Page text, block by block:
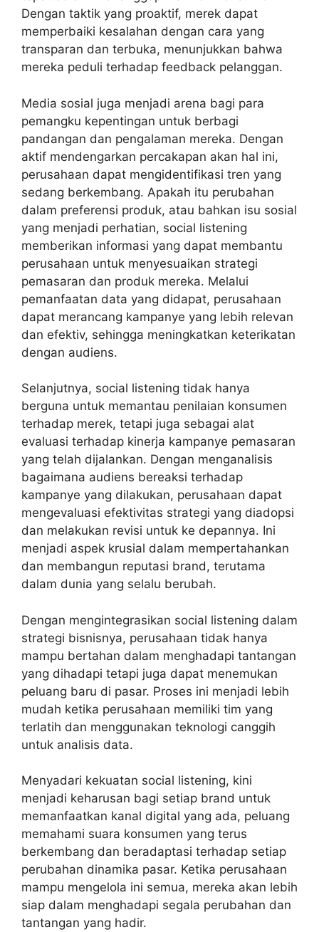
Dengan taktik yang proaktif, merek dapat
memperbaiki kesalahan dengan cara yang
transparan dan terbuka, menunjukkan bahwa
mereka peduli terhadap feedback pelanggan.
Media sosial juga menjadi arena bagi para
pemangku kepentingan untuk berbagi
pandangan dan pengalaman mereka. Dengan
aktif mendengarkan percakapan akan hal ini,
perusahaan dapat mengidentifikasi tren yang
sedang berkembang. Apakah itu perubahan
dalam preferensi produk, atau bahkan isu sosial
yang menjadi perhatian, social listening
memberikan informasi yang dapat membantu
perusahaan untuk menyesuaikan strategi
pemasaran dan produk mereka. Melalui
pemanfaatan data yang didapat, perusahaan
dapat merancang kampanye yang lebih relevan
dan efektiv, sehingga meningkatkan keterikatan
dengan audiens.
Selanjutnya, social listening tidak hanya
berguna untuk memantau penilaian konsumen
terhadap merek, tetapi juga sebagai alat
evaluasi terhadap kinerja kampanye pemasaran
yang telah dijalankan. Dengan menganalisis
bagaimana audiens bereaksi terhadap
kampanye yang dilakukan, perusahaan dapat
mengevaluasi efektivitas strategi yang diadopsi
dan melakukan revisi untuk ke depannya. Ini
menjadi aspek krusial dalam mempertahankan
dan membangun reputasi brand, terutama
dalam dunia yang selalu berubah.
Dengan mengintegrasikan social listening dalam
strategi bisnisnya, perusahaan tidak hanya
mampu bertahan dalam menghadapi tantangan
yang dihadapi tetapi juga dapat menemukan
peluang baru di pasar. Proses ini menjadi lebih
mudah ketika perusahaan memiliki tim yang
terlatih dan menggunakan teknologi canggih
untuk analisis data.
Menyadari kekuatan social listening, kini
menjadi keharusan bagi setiap brand untuk
memanfaatkan kanal digital yang ada, peluang
memahami suara konsumen yang terus
berkembang dan beradaptasi terhadap setiap
perubahan dinamika pasar. Ketika perusahaan
mampu mengelola ini semua, mereka akan lebih
siap dalam menghadapi segala perubahan dan
tantangan yang hadir.